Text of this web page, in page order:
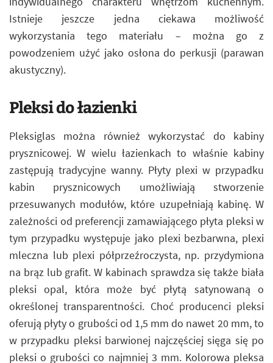
Istnieje jeszcze jedna ciekawa możliwość
wykorzystania tego materiału – można go z
powodzeniem użyć jako osłona do perkusji (parawan
akustyczny).
Pleksi do łazienki
Pleksiglas można również wykorzystać do kabiny
prysznicowej. W wielu łazienkach to właśnie kabiny
zastępują tradycyjne wanny. Płyty plexi w przypadku
kabin prysznicowych umożliwiają stworzenie
przesuwanych modułów, które uzupełniają kabinę. W
zależności od preferencji zamawiającego płyta pleksi w
tym przypadku występuje jako plexi bezbarwna, plexi
mleczna lub plexi półprzeźroczysta, np. przydymiona
na brąz lub grafit. W kabinach sprawdza się także biała
pleksi opal, która może być płytą satynowaną o
określonej transparentności. Choć producenci pleksi
oferują płyty o grubości od 1,5 mm do nawet 20 mm, to
w przypadku pleksi barwionej najczęściej sięga się po
pleksi o grubości co najmniej 3 mm. Kolorowa pleksa